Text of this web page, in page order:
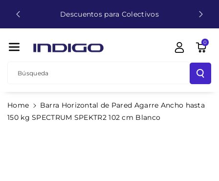
Directamente
Descuentos para Colectivos
Búsqueda
0
Home
Barra Horizontal de Pared Agarre Ancho hasta
150 kg SPECTRUM SPEKTR2 102 cm Blanco
Ir